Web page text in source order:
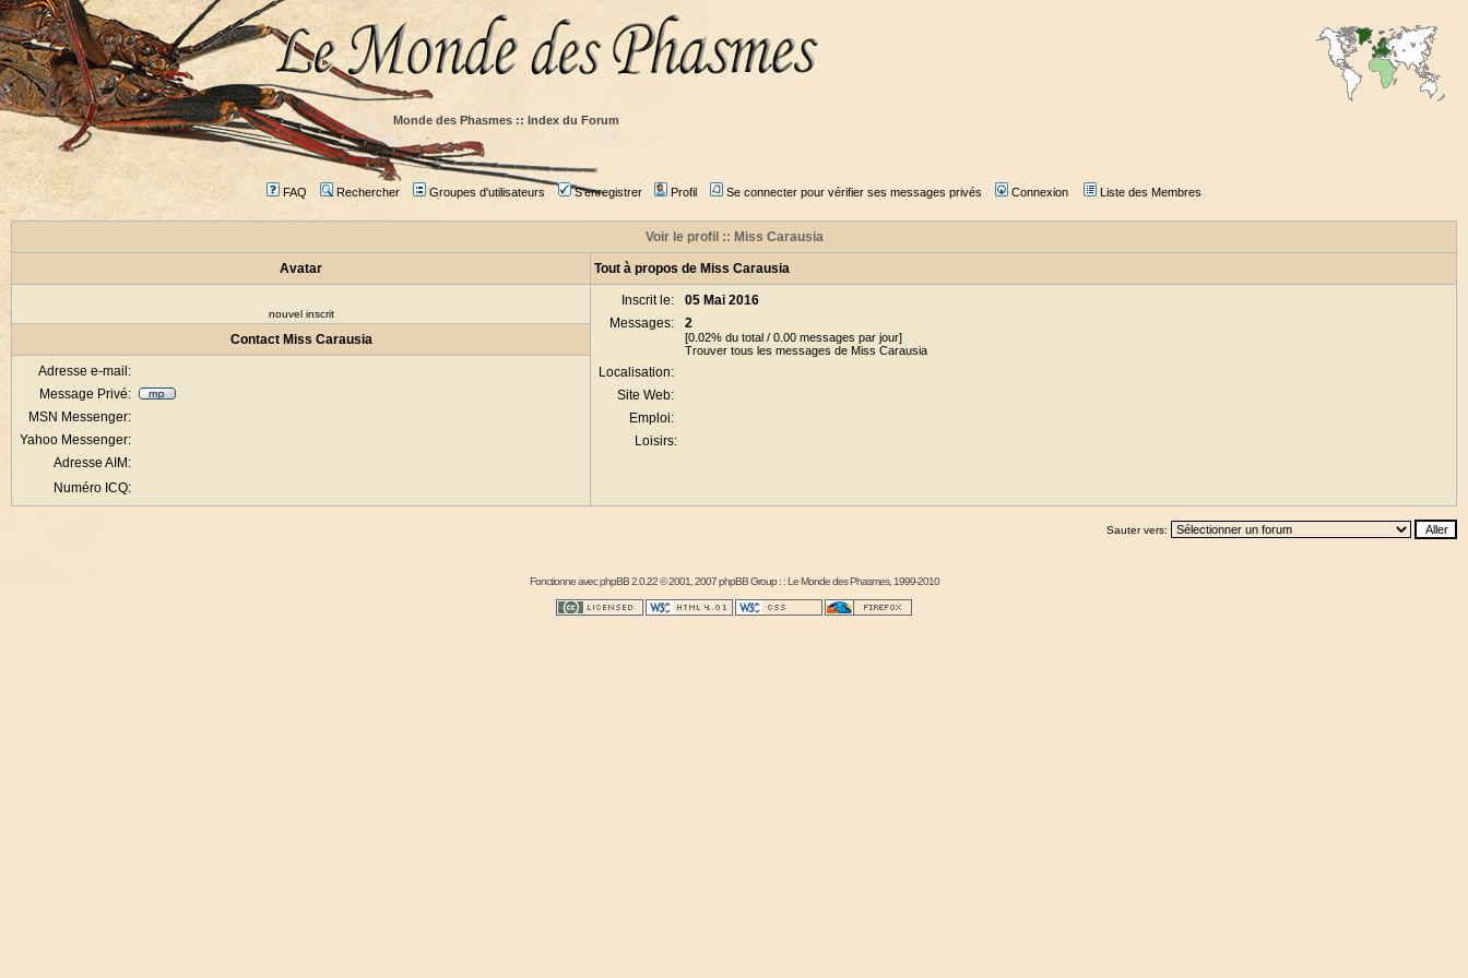
Monde des Phasmes :: Index du Forum
FAQ Rechercher Groupes d'utilisateurs S'enregistrer Profil Se connecter pour vérifier ses messages privés Connexion Liste des Membres
Voir le profil :: Miss Carausia
Avatar Tout à propos de Miss Carausia
nouvel inscrit
Inscrit le:
05 Mai 2016
Messages:
2
[0.02% du total / 0.00 messages par jour]
Trouver tous les messages de Miss Carausia
Localisation:
Site Web:
Emploi:
Loisirs:
Contact Miss Carausia
Adresse e-mail:
Message Privé:
MSN Messenger:
Yahoo Messenger:
Adresse AIM:
Numéro ICQ:
Sauter vers:
Fonctionne avecphpBB2.0.22 © 2001, 2007 phpBB Group : :Le Monde des Phasmes, 1999-2010